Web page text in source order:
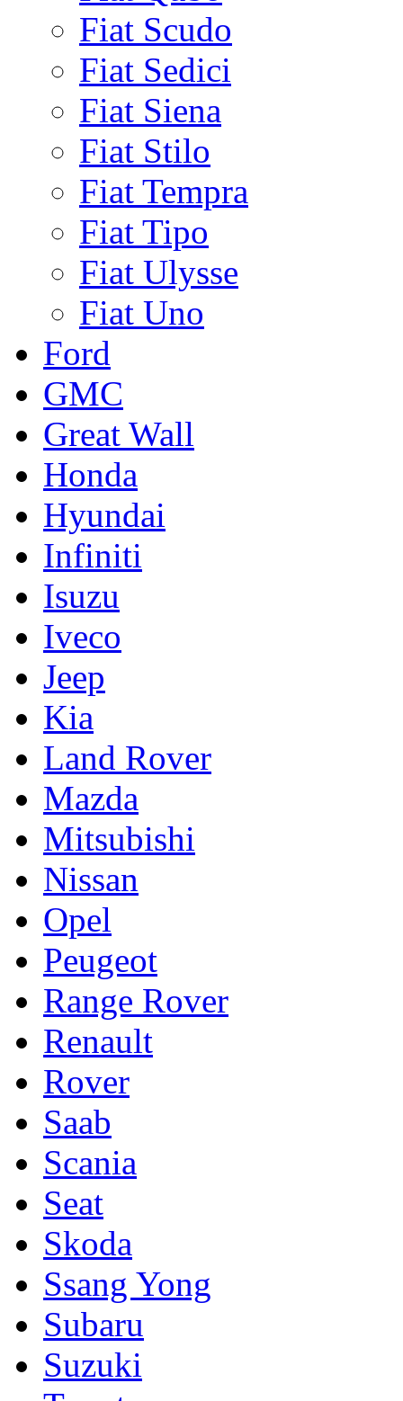
Fiat Scudo
Fiat Sedici
Fiat Siena
Fiat Stilo
Fiat Tempra
Fiat Tipo
Fiat Ulysse
Fiat Uno
Ford
GMC
Great Wall
Honda
Hyundai
Infiniti
Isuzu
Iveco
Jeep
Kia
Land Rover
Mazda
Mitsubishi
Nissan
Opel
Peugeot
Range Rover
Renault
Rover
Saab
Scania
Seat
Skoda
Ssang Yong
Subaru
Suzuki